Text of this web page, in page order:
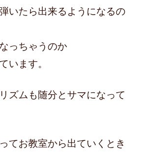
いたら出来るようになるの
っちゃうのか
います。
ズムも随分とサマになって
てお教室から出ていくとき